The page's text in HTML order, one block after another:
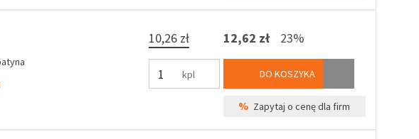
10,26 zł
kpl
12,62 zł 23%
DO KOSZYKA
% Zapytaj o cenę dla firm